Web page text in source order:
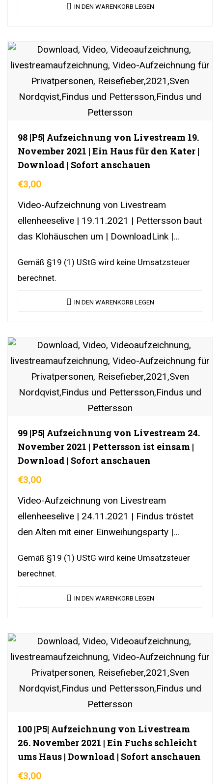
IN DEN WARENKORB LEGEN
98 |P5| Aufzeichnung von Livestream 19.
November 2021 | Ein Haus für den Kater |
Download | Sofort anschauen
€3,00
Video-Aufzeichnung von Livestream
ellenheeselive | 19.11.2021 | Pettersson baut
das Klohäuschen um | DownloadLink |
Gemäß §19 (1) UStG wird keine Umsatzsteuer
berechnet.
IN DEN WARENKORB LEGEN
99 |P5| Aufzeichnung von Livestream 24.
November 2021 | Pettersson ist einsam |
Download | Sofort anschauen
€3,00
Video-Aufzeichnung von Livestream
ellenheeselive | 24.11.2021 | Findus tröstet
den Alten mit einer Einweihungsparty |
Gemäß §19 (1) UStG wird keine Umsatzsteuer
berechnet.
IN DEN WARENKORB LEGEN
100 |P5| Aufzeichnung von Livestream
26. November 2021 | Ein Fuchs schleicht
ums Haus | Download | Sofort anschauen
€3,00